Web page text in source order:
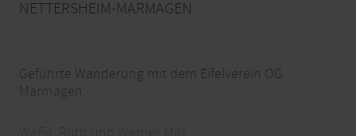
NETTERSHEIM-MARMAGEN
Geführte Wanderung mit dem Eifelverein OG
Marmagen.